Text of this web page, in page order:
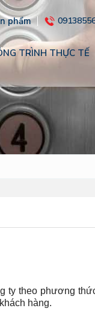
phẩm
TRÌNH THỰC TẾ
ty theo phương
hàng.